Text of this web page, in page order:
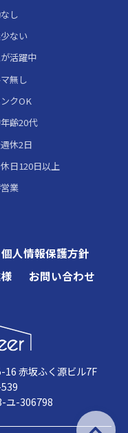
し
ない
活躍中
無し
クOK
齢20代
休2日
日120日以上
業
個人情報保護方針
お問い合わせ
赤坂ふく源ビル7F
ユ-306798